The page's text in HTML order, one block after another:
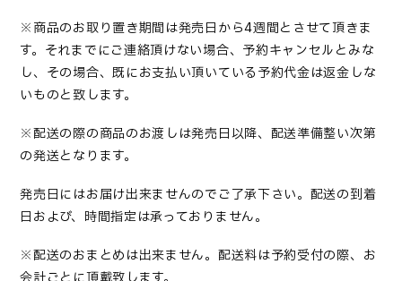
※商品のお取り置き期間は発売日から4週間とさせて頂きま
す。それまでにご連絡頂けない場合、予約キャンセルとみな
し、その場合、既にお支払い頂いている予約代金は返金しな
いものと致します。
※配送の際の商品のお渡しは発売日以降、配送準備整い次第
の発送となります。
発売日にはお届け出来ませんのでご了承下さい。配送の到着
日および、時間指定は承っておりません。
※配送のおまとめは出来ません。配送料は予約受付の際、お